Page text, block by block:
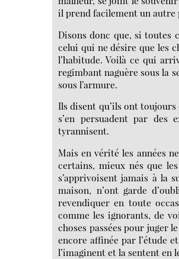
il prend facilement un autre
Disons donc que, si toutes
celui qui ne désire que les
l’habitude. Voilà ce qui
regimbant naguère sous la
sous l’armure.
Ils disent qu’ils ont toujours
s’en persuadent par des
tyrannisent.
Mais en vérité les années
certains, mieux nés que
s’apprivoisent jamais à la
maison, n’ont garde
revendiquer en toute
comme les ignorants, de
choses passées pour juger
encore affinée par l’étude
l’imaginent et la sentent en